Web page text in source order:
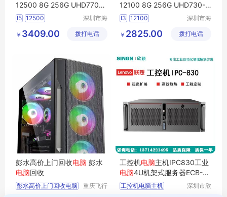
12500 8G 256G UHD770-3
2 WiFi6电脑
I5 12500
深圳市海
有限公司
￥ 3409.00 拨打电话
12100 8G 256G UHD730-2
4 WiFi6电脑
I3 12100
深圳市海
有限公司
￥ 2825.00 拨打电话
彭水高价上门回收电脑 彭水
电脑回收
彭水高价上门回收电脑
重庆飞行
工控机电脑主机IPC830工业
电脑4U机架式服务器ECB-A
H13酷睿7代
工控机电脑主机
深圳市欣